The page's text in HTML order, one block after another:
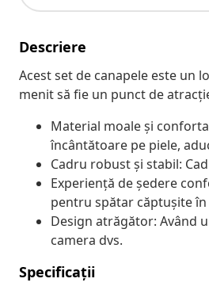
Descriere
Acest set de canapele este un
menit să fie un punct de
Material moale și
încântătoare pe piele,
Cadru robust și stabil:
Experiență de ședere
pentru spătar căptușite
Design atrăgător: Având
camera dvs.
Specificații